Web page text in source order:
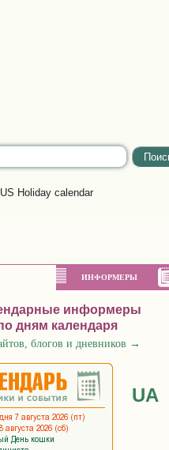
Holiday calendar
ИНФОРМЕРЫ
информеры
дням календаря
блогов и дневников →
UA